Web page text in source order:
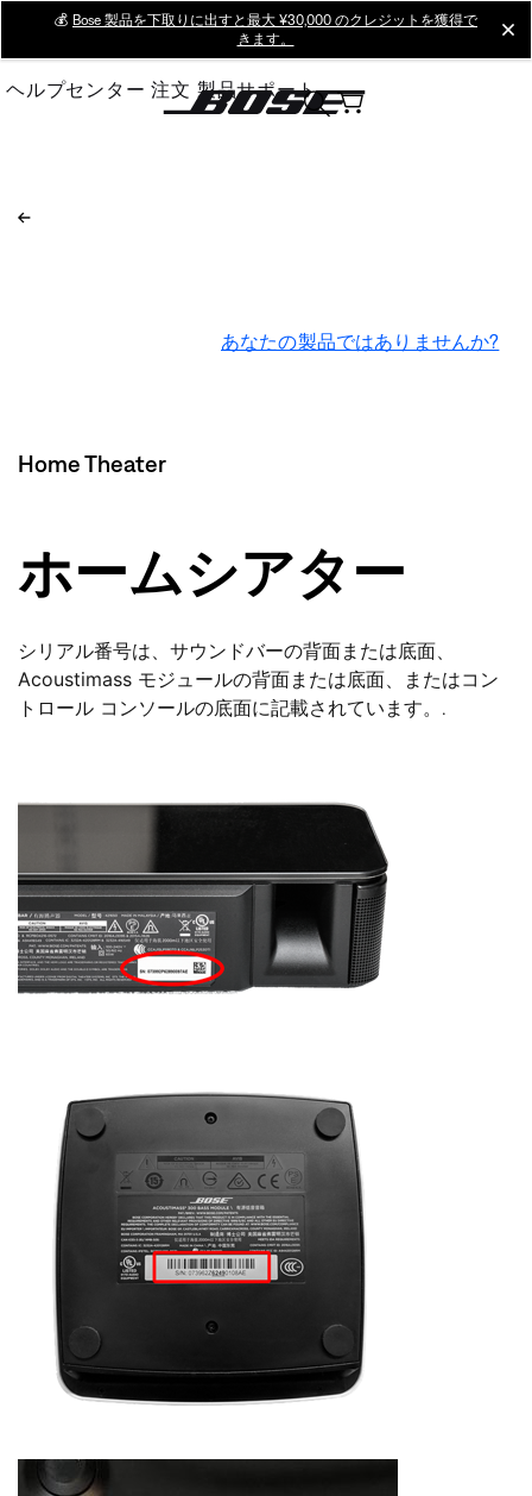
Main
💰 Bose 製品を下取りに出すと最大 ¥30,000 のクレジットを獲得で
きます。
ヘルプセンター 注文 製品サポート
あなたの製品ではありませんか?
Home Theater
ホームシアター
シリアル番号は、サウンドバーの背面または底面、
Acoustimass モジュールの背面または底面、またはコン
トロール コンソールの底面に記載されています。
.